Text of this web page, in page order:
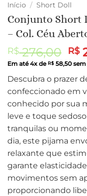
Início / Short Doll
Conjunto Short
– Col. Céu
R$276,00 O
R$
R$
Em até4x de R$ 58,50
Descubra o prazer
confeccionado em
conhecido por sua
leve e toque
tranquilas ou
dia, este pijama
relaxante que
garante
movimentos sem
proporcionando